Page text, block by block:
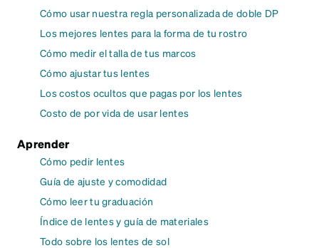
Cómo usar nuestra regla personalizada de doble DP
Los mejores lentes para la forma de tu rostro
Cómo medir el talla de tus marcos
Cómo ajustar tus lentes
Los costos ocultos que pagas por los lentes
Costo de por vida de usar lentes
Aprender
Cómo pedir lentes
Guía de ajuste y comodidad
Cómo leer tu graduación
Índice de lentes y guía de materiales
Todo sobre los lentes de sol